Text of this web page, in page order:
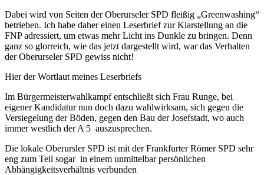
Dabei wird von Seiten der Oberurseler SPD fleißig „Greenwashing“
betrieben. Ich habe daher einen Leserbrief zur Klarstellung an die
FNP adressiert, um etwas mehr Licht ins Dunkle zu bringen. Denn
ganz so glorreich, wie das jetzt dargestellt wird, war das Verhalten
der Oberurseler SPD gewiss nicht!
Hier der Wortlaut meines Leserbriefs
Im Bürgermeisterwahlkampf entschließt sich Frau Runge, bei
eigener Kandidatur nun doch dazu wahlwirksam, sich gegen die
Versiegelung der Böden, gegen den Bau der Josefstadt, wo auch
immer westlich der A 5 auszusprechen.
Die lokale Oberursler SPD ist mit der Frankfurter Römer SPD sehr
eng zum Teil sogar in einem unmittelbar persönlichen
Abhängigkeitsverhältnis verbunden